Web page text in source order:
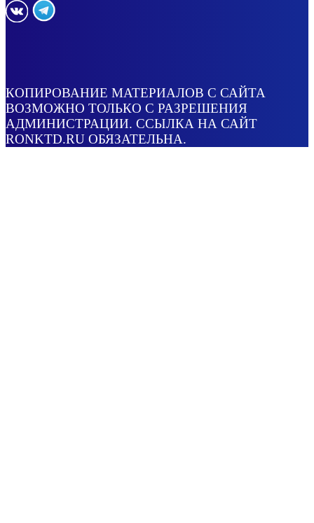
КОПИРОВАНИЕ МАТЕРИАЛОВ С САЙТА
ВОЗМОЖНО ТОЛЬКО С РАЗРЕШЕНИЯ
АДМИНИСТРАЦИИ. ССЫЛКА НА САЙТ
RONKTD.RU ОБЯЗАТЕЛЬНА.